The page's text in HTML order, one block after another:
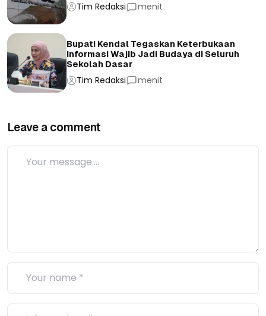
Tim Redaksi menit
Bupati Kendal Tegaskan Keterbukaan
Informasi Wajib Jadi Budaya di Seluruh
Sekolah Dasar
Tim Redaksi menit
Leave a comment